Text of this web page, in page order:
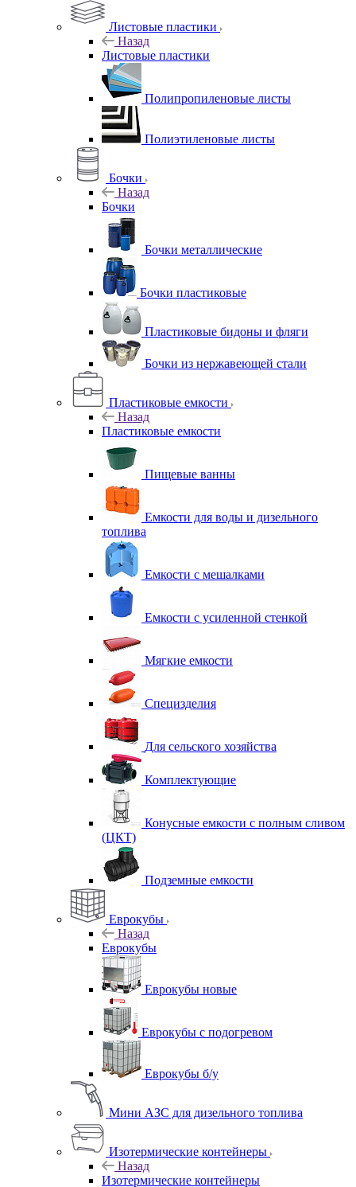
Листовые пластики
Назад
Листовые пластики
Полипропиленовые листы
Полиэтиленовые листы
Бочки
Назад
Бочки
Бочки металлические
Бочки пластиковые
Пластиковые бидоны и фляги
Бочки из нержавеющей стали
Пластиковые емкости
Назад
Пластиковые емкости
Пищевые ванны
Емкости для воды и дизельного
топлива
Емкости с мешалками
Емкости с усиленной стенкой
Мягкие емкости
Специзделия
Для сельского хозяйства
Комплектующие
Конусные емкости с полным сливом
(ЦКТ)
Подземные емкости
Еврокубы
Назад
Еврокубы
Еврокубы новые
Еврокубы с подогревом
Еврокубы б/у
Мини АЗС для дизельного топлива
Изотермические контейнеры
Назад
Изотермические контейнеры